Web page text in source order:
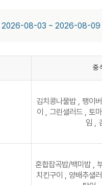
2026-08-03 ~ 2026-08-09
중
김치콩나물밥 , 팽이
이 , 그린샐러드 , 토
임 ,
혼합잡곡밥/백미밥 ,
치킨구이 , 양배추샐